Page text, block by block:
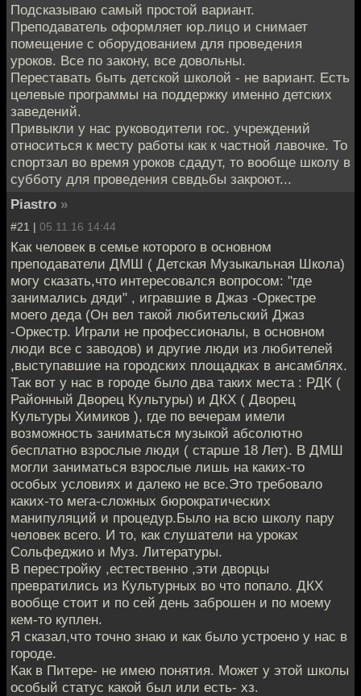
Подсказываю самый простой вариант.
Преподаватель оформляет юр.лицо и снимает
помещение с оборудованием для проведения
уроков. Все по закону, все довольны.
Переставать быть детской школой - не вариант. Есть
целевые программы на поддержку именно детских
заведений.
Привыкли у нас руководители гос. учреждений
относиться к месту работы как к частной лавочке. То
спортзал во время уроков сдадут, то вообще школу в
субботу для проведения сввдьбы закроют...
Piastro »
#21 | 05.11.16 14:44
Как человек в семье которого в основном
преподаватели ДМШ ( Детская Музыкальная Школа)
могу сказать,что интересовался вопросом: "где
занимались дяди" , игравшие в Джаз -Оркестре
моего деда (Он вел такой любительский Джаз
-Оркестр. Играли не профессионалы, в основном
люди все с заводов) и другие люди из любителей
,выступавшие на городских площадках в ансамблях.
Так вот у нас в городе было два таких места : РДК (
Районный Дворец Культуры) и ДКХ ( Дворец
Культуры Химиков ), где по вечерам имели
возможность заниматься музыкой абсолютно
бесплатно взрослые люди ( старше 18 Лет). В ДМШ
могли заниматься взрослые лишь на каких-то
особых условиях и далеко не все.Это требовало
каких-то мега-сложных бюрократических
манипуляций и процедур.Было на всю школу пару
человек всего. И то, как слушатели на уроках
Сольфеджио и Муз. Литературы.
В перестройку ,естественно ,эти дворцы
превратились из Культурных во что попало. ДКХ
вообще стоит и по сей день заброшен и по моему
кем-то куплен.
Я сказал,что точно знаю и как было устроено у нас в
городе.
Как в Питере- не имею понятия. Может у этой школы
особый статус какой был или есть- хз.